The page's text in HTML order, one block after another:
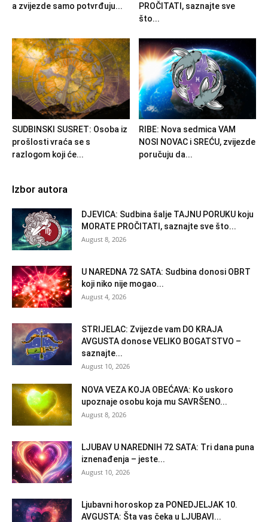
a zvijezde samo potvrđuju...
PROČITATI, saznajte sve
što...
SUDBINSKI SUSRET: Osoba iz
prošlosti vraća se s
razlogom koji će...
RIBE: Nova sedmica VAM
NOSI NOVAC i SREĆU, zvijezde
poručuju da...
Izbor autora
DJEVICA: Sudbina šalje TAJNU PORUKU koju
MORATE PROČITATI, saznajte sve što...
August 8, 2026
U NAREDNA 72 SATA: Sudbina donosi OBRT
koji niko nije mogao...
August 4, 2026
STRIJELAC: Zvijezde vam DO KRAJA
AVGUSTA donose VELIKO BOGATSTVO –
saznajte...
August 10, 2026
NOVA VEZA KOJA OBEĆAVA: Ko uskoro
upoznaje osobu koja mu SAVRŠENO...
August 8, 2026
LJUBAV U NAREDNIH 72 SATA: Tri dana puna
iznenađenja – jeste...
August 10, 2026
Ljubavni horoskop za PONEDJELJAK 10.
AVGUSTA: Šta vas čeka u LJUBAVI...